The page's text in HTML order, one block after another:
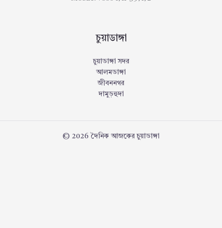
চুয়াডাঙ্গা
চুয়াডাঙ্গা সদর
আলমডাঙ্গা
জীবননগর
দামুড়হুদা
© 2026 দৈনিক আজকের চুয়াডাঙ্গা